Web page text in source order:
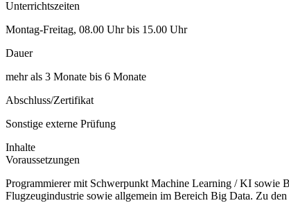
Unterrichtszeiten
Montag-Freitag, 08.00 Uhr bis 15.00 Uhr
Dauer
mehr als 3 Monate bis 6 Monate
Abschluss/Zertifikat
Sonstige externe Prüfung
Inhalte
Voraussetzungen
Programmierer mit Schwerpunkt Machine Learning / KI sowie
Flugzeugindustrie sowie allgemein im Bereich Big Data. Zu